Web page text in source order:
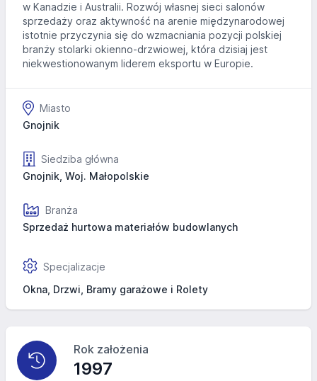
w Kanadzie i Australii. Rozwój własnej sieci salonów
sprzedaży oraz aktywność na arenie międzynarodowej
istotnie przyczynia się do wzmacniania pozycji polskiej
branży stolarki okienno-drzwiowej, która dzisiaj jest
niekwestionowanym liderem eksportu w Europie.
Miasto
Gnojnik
Siedziba główna
Gnojnik, Woj. Małopolskie
Branża
Sprzedaż hurtowa materiałów budowlanych
Specjalizacje
Okna, Drzwi, Bramy garażowe i Rolety
Rok założenia
1997